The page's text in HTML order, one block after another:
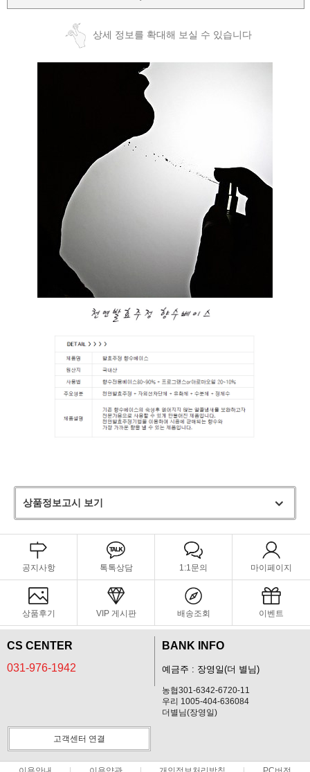
상세 정보를 확대해 보실 수 있습니다
상품정보고시 보기
공지사항 톡톡상담 1:1문의 마이페이지
상품후기 VIP 게시판 배송조회 이벤트
CS CENTER
031-976-1942
BANK INFO
예금주 : 장영일(더 별님)
농협301-6342-6720-11
우리 1005-404-636084
더별님(장영일)
고객센터 연결